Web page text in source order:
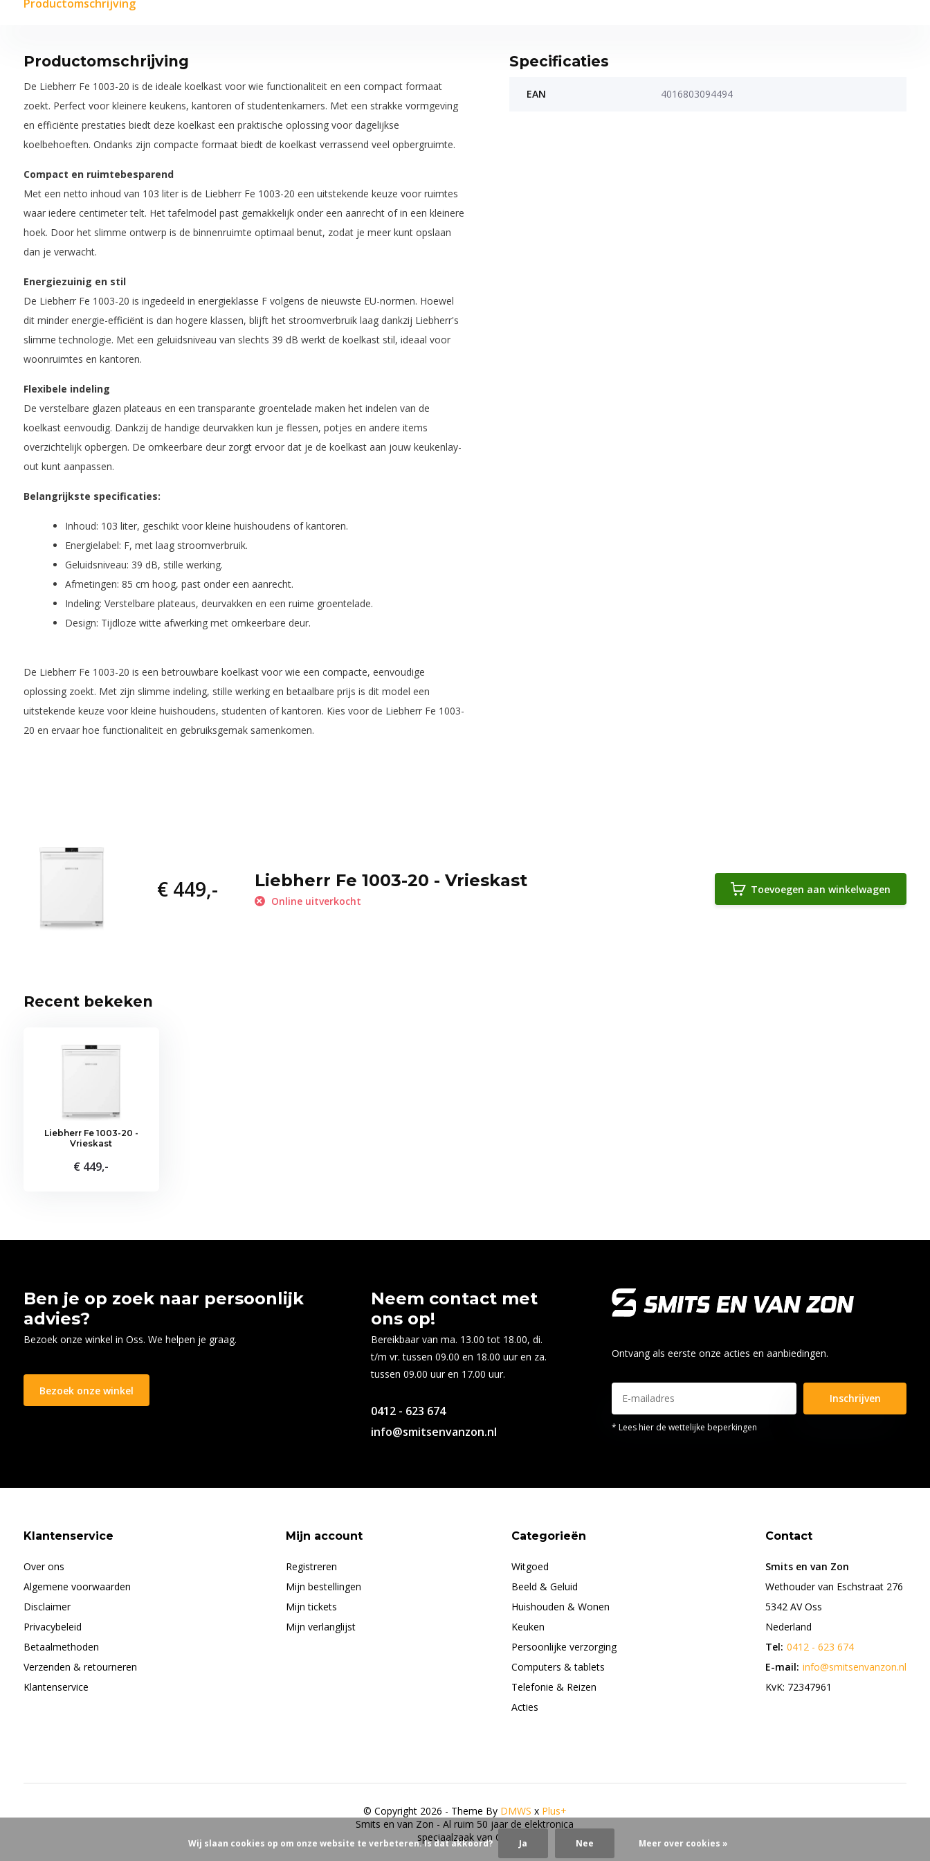
Productomschrijving
Productomschrijving
De Liebherr Fe 1003-20 is de ideale koelkast voor wie functionaliteit en een compact formaat
zoekt. Perfect voor kleinere keukens, kantoren of studentenkamers. Met een strakke vormgeving
en efficiënte prestaties biedt deze koelkast een praktische oplossing voor dagelijkse
koelbehoeften. Ondanks zijn compacte formaat biedt de koelkast verrassend veel opbergruimte.
Compact en ruimtebesparend
Met een netto inhoud van 103 liter is de Liebherr Fe 1003-20 een uitstekende keuze voor ruimtes
waar iedere centimeter telt. Het tafelmodel past gemakkelijk onder een aanrecht of in een kleinere
hoek. Door het slimme ontwerp is de binnenruimte optimaal benut, zodat je meer kunt opslaan
dan je verwacht.
Energiezuinig en stil
De Liebherr Fe 1003-20 is ingedeeld in energieklasse F volgens de nieuwste EU-normen. Hoewel
dit minder energie-efficiënt is dan hogere klassen, blijft het stroomverbruik laag dankzij Liebherr's
slimme technologie. Met een geluidsniveau van slechts 39 dB werkt de koelkast stil, ideaal voor
woonruimtes en kantoren.
Flexibele indeling
De verstelbare glazen plateaus en een transparante groentelade maken het indelen van de
koelkast eenvoudig. Dankzij de handige deurvakken kun je flessen, potjes en andere items
overzichtelijk opbergen. De omkeerbare deur zorgt ervoor dat je de koelkast aan jouw keukenlay-
out kunt aanpassen.
Belangrijkste specificaties:
Inhoud: 103 liter, geschikt voor kleine huishoudens of kantoren.
Energielabel: F, met laag stroomverbruik.
Geluidsniveau: 39 dB, stille werking.
Afmetingen: 85 cm hoog, past onder een aanrecht.
Indeling: Verstelbare plateaus, deurvakken en een ruime groentelade.
Design: Tijdloze witte afwerking met omkeerbare deur.
De Liebherr Fe 1003-20 is een betrouwbare koelkast voor wie een compacte, eenvoudige
oplossing zoekt. Met zijn slimme indeling, stille werking en betaalbare prijs is dit model een
uitstekende keuze voor kleine huishoudens, studenten of kantoren. Kies voor de Liebherr Fe 1003-
20 en ervaar hoe functionaliteit en gebruiksgemak samenkomen.
Specificaties
EAN 4016803094494
€ 449,- Liebherr Fe 1003-20 - Vrieskast
Online uitverkocht
Toevoegen aan winkelwagen
Recent bekeken
Liebherr Fe 1003-20 -
Vrieskast
€ 449,-
Ben je op zoek naar persoonlijk
advies?
Bezoek onze winkel in Oss. We helpen je graag.
Bezoek onze winkel
Neem contact met
ons op!
Bereikbaar van ma. 13.00 tot 18.00, di.
t/m vr. tussen 09.00 en 18.00 uur en za.
tussen 09.00 uur en 17.00 uur.
0412 - 623 674
info@smitsenvanzon.nl
Ontvang als eerste onze acties en aanbiedingen.
Inschrijven
* Lees hier de wettelijke beperkingen
Klantenservice
Over ons
Algemene voorwaarden
Disclaimer
Privacybeleid
Betaalmethoden
Verzenden & retourneren
Klantenservice
Mijn account
Registreren
Mijn bestellingen
Mijn tickets
Mijn verlanglijst
Categorieën
Witgoed
Beeld & Geluid
Huishouden & Wonen
Keuken
Persoonlijke verzorging
Computers & tablets
Telefonie & Reizen
Acties
Contact
Smits en van Zon
Wethouder van Eschstraat 276
5342 AV Oss
Nederland
Tel: 0412 - 623 674
E-mail: info@smitsenvanzon.nl
KvK: 72347961
© Copyright 2026 - Theme By DMWS x Plus+
Smits en van Zon - Al ruim 50 jaar de elektronica
speciaalzaak van Oss
Wij slaan cookies op om onze website te verbeteren. Is dat akkoord? Ja Nee Meer over cookies »